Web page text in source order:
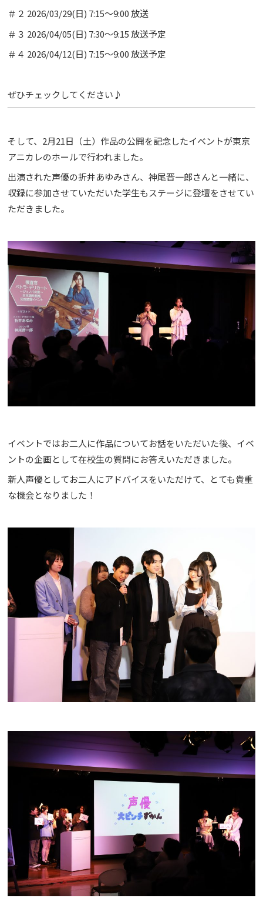
＃２ 2026/03/29(日) 7:15〜9:00 放送
＃３ 2026/04/05(日) 7:30〜9:15 放送予定
＃４ 2026/04/12(日) 7:15〜9:00 放送予定
ぜひチェックしてください♪
そして、2月21日（土）作品の公開を記念したイベントが東京
アニカレのホールで行われました。
出演された声優の折井あゆみさん、神尾晋一郎さんと一緒に、
収録に参加させていただいた学生もステージに登壇をさせてい
ただきました。
イベントではお二人に作品についてお話をいただいた後、イベ
ントの企画として在校生の質問にお答えいただきました。
新人声優としてお二人にアドバイスをいただけて、とても貴重
な機会となりました！